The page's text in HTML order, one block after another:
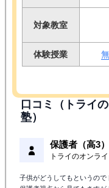
対象学年
授業料
対象教室
口コミ（トライ